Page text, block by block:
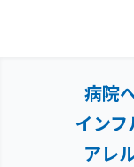
病院
インフ
アレ